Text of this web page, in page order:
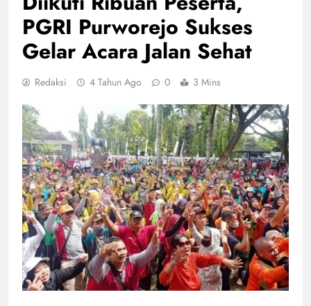
PGRI Purworejo Sukses
Gelar Acara Jalan Sehat
Redaksi 4 Tahun Ago 0 3 Mins